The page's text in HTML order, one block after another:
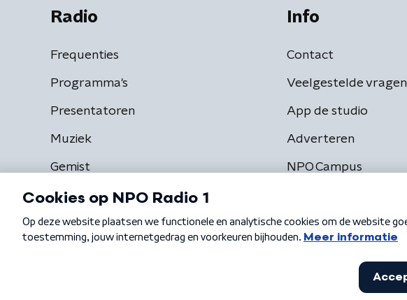
Radio
Frequenties
Programma's
Presentatoren
Muziek
Gemist
Info
Contact
Veelgestelde vragen
App de studio
Adverteren
NPO Campus
Algemene voorwaarden Privacybeleid